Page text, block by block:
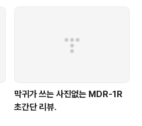
막귀가 쓰는 사진없는 MDR-1R
초간단 리뷰.